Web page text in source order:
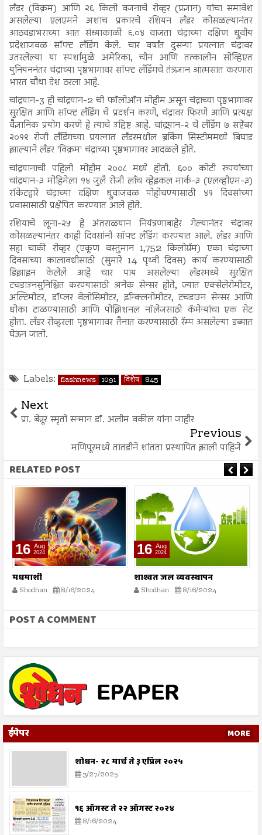
लँडर (विक्रम) आणि २६ किलो वजनाचे रोव्हर (प्रज्ञान) यांचा समावेश
असलेल्या एलएमने अशाच प्रकारचे रशियन लँडर कोसळल्यानंतर
आठवडाभराच्या आत संध्याकाळी ६.०४ वाजता चंद्राच्या दक्षिण ध्रुवीय
प्रदेशाजवळ सॉफ्ट लँडिंग केले. चार वर्षांत दुसऱ्या प्रयत्नात चंद्रावर
उतरलेल्या या स्पर्शामुळे अमेरिका, चीन आणि तत्कालीन सोव्हिएत
युनियननंतर चंद्राच्या पृष्ठभागावर सॉफ्ट लँडिंगचे तंत्रज्ञान आत्मसात करणारा
भारत चौथा देश ठरला आहे.
चांद्रयान-3 ही चांद्रयान-2 ची फॉलोऑन मोहीम असून चंद्राच्या पृष्ठभागावर
सुरक्षित आणि सॉफ्ट लँडिंग चे प्रदर्शन करणे, चंद्रावर फिरणे आणि प्रत्यक्ष
वैज्ञानिक प्रयोग करणे हे त्याचे उद्दिष्ट आहे. चांद्रयान-२ चे लँडिंग ७ सप्टेंबर
२०१९ रोजी लँडिंगच्या प्रयत्नात लँडरमधील ब्रेकिंग सिस्टीममध्ये बिघाड
झाल्याने लँडर 'विक्रम' चंद्राच्या पृष्ठभागावर आदळले होते.
चांद्रयानाची पहिली मोहीम २००८ मध्ये होती. ६०० कोटी रुपयांच्या
चांद्रयान-३ मोहिमेला १४ जुलै रोजी लाँच व्हेइकल मार्क-३ (एलव्हीएम-३)
रॉकेटद्वारे चंद्राच्या दक्षिण ध्रुवाजवळ पोहोचण्यासाठी ४१ दिवसांच्या
प्रवासासाठी प्रक्षेपित करण्यात आले होते.
रशियाचे लूना-२५ हे अंतराळयान नियंत्रणाबाहेर गेल्यानंतर चंद्रावर
कोसळल्यानंतर काही दिवसांनी सॉफ्ट लँडिंग करण्यात आले. लँडर आणि
सहा चाकी रोव्हर (एकूण वस्तुमान 1,752 किलोग्रॅम) एका चंद्राच्या
दिवसाच्या कालावधीसाठी (सुमारे 14 पृथ्वी दिवस) कार्य करण्यासाठी
डिझाइन केलेले आहे चार पाय असलेल्या लँडरमध्ये सुरक्षित
टचडाउनसुनिश्चित करण्यासाठी अनेक सेन्सर होते, ज्यात एक्सेलेरोमीटर,
अल्टिमीटर, डॉप्लर वेलोसिमीटर, इन्क्लिनोमीटर, टचडाउन सेन्सर आणि
धोका टाळण्यासाठी आणि पोझिशनल नॉलेजसाठी कॅमेऱ्यांचा एक सेट
होता. लँडर रोव्हरला पृष्ठभागावर तैनात करण्यासाठी रॅम्प असलेल्या डब्यात
घेऊन जातो.
Labels: flashnews 1091 विशेष 845
Next
प्रा. बेन्नूर स्मृती सन्मान डॉ. अलीम वकील यांना जाहीर
Previous
मणिपूरमध्ये तातडीने शांतता प्रस्थापित झाली पाहिजे
RELATED POST
16 Aug
2024
शाश्वत जल व्यवस्थापन
Shodhan 8/16/2024
16 Aug
2024
मृत्यूनंतर पुढे काय
Shodhan 8/16/2024
POST A COMMENT
ईपेपर MORE
शोधन- २८ मार्च ते ३ एप्रिल २०२५
3/27/2025
१६ ऑगस्ट ते २२ ऑगस्ट २०२४
8/16/2024